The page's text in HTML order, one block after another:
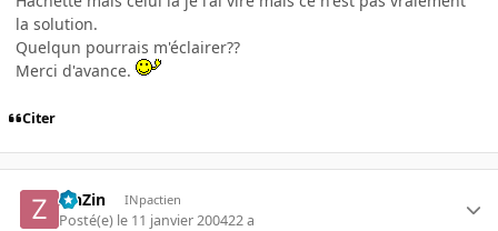
la solution.
Quelqun pourrais m'éclairer??
Merci d'avance.
Citer
ZinZin INpactien
Posté(e) le 11 janvier 200422 a